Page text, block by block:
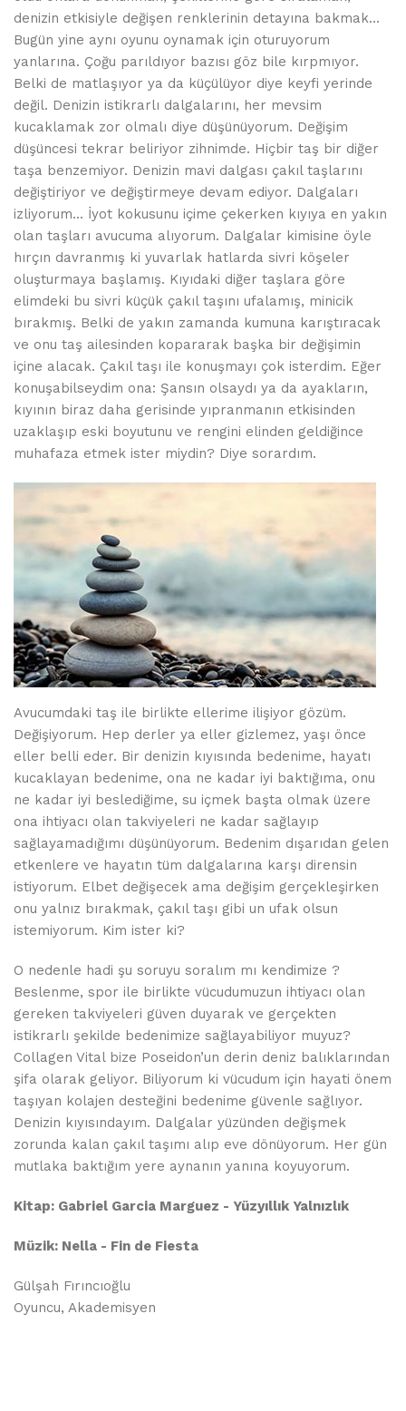
denizin etkisiyle değişen renklerinin detayına bakmak…
Bugün yine aynı oyunu oynamak için oturuyorum
yanlarına. Çoğu parıldıyor bazısı göz bile kırpmıyor.
Belki de matlaşıyor ya da küçülüyor diye keyfi yerinde
değil. Denizin istikrarlı dalgalarını, her mevsim
kucaklamak zor olmalı diye düşünüyorum. Değişim
düşüncesi tekrar beliriyor zihnimde. Hiçbir taş bir diğer
taşa benzemiyor. Denizin mavi dalgası çakıl taşlarını
değiştiriyor ve değiştirmeye devam ediyor. Dalgaları
izliyorum... İyot kokusunu içime çekerken kıyıya en yakın
olan taşları avucuma alıyorum. Dalgalar kimisine öyle
hırçın davranmış ki yuvarlak hatlarda sivri köşeler
oluşturmaya başlamış. Kıyıdaki diğer taşlara göre
elimdeki bu sivri küçük çakıl taşını ufalamış, minicik
bırakmış. Belki de yakın zamanda kumuna karıştıracak
ve onu taş ailesinden kopararak başka bir değişimin
içine alacak. Çakıl taşı ile konuşmayı çok isterdim. Eğer
konuşabilseydim ona: Şansın olsaydı ya da ayakların,
kıyının biraz daha gerisinde yıpranmanın etkisinden
uzaklaşıp eski boyutunu ve rengini elinden geldiğince
muhafaza etmek ister miydin? Diye sorardım.
Avucumdaki taş ile birlikte ellerime ilişiyor gözüm.
Değişiyorum. Hep derler ya eller gizlemez, yaşı önce
eller belli eder. Bir denizin kıyısında bedenime, hayatı
kucaklayan bedenime, ona ne kadar iyi baktığıma, onu
ne kadar iyi beslediğime, su içmek başta olmak üzere
ona ihtiyacı olan takviyeleri ne kadar sağlayıp
sağlayamadığımı düşünüyorum. Bedenim dışarıdan gelen
etkenlere ve hayatın tüm dalgalarına karşı dirensin
istiyorum. Elbet değişecek ama değişim gerçekleşirken
onu yalnız bırakmak, çakıl taşı gibi un ufak olsun
istemiyorum. Kim ister ki?
O nedenle hadi şu soruyu soralım mı kendimize ?
Beslenme, spor ile birlikte vücudumuzun ihtiyacı olan
gereken takviyeleri güven duyarak ve gerçekten
istikrarlı şekilde bedenimize sağlayabiliyor muyuz?
Collagen Vital bize Poseidon’un derin deniz balıklarından
şifa olarak geliyor. Biliyorum ki vücudum için hayati önem
taşıyan kolajen desteğini bedenime güvenle sağlıyor.
Denizin kıyısındayım. Dalgalar yüzünden değişmek
zorunda kalan çakıl taşımı alıp eve dönüyorum. Her gün
mutlaka baktığım yere aynanın yanına koyuyorum.
Kitap: Gabriel Garcia Marguez - Yüzyıllık Yalnızlık
Müzik: Nella - Fin de Fiesta
Gülşah Fırıncıoğlu
Oyuncu, Akademisyen